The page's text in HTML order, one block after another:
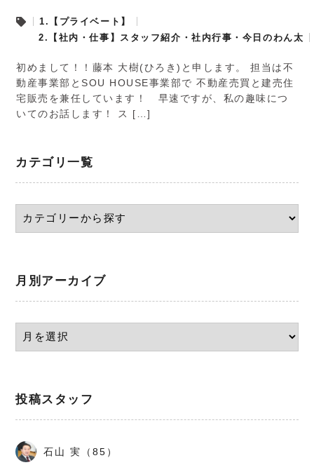
1.【プライベート】
2.【社内・仕事】スタッフ紹介・社内行事・今日のわん太
初めまして！！藤本 大樹(ひろき)と申します。 担当は不
動産事業部とSOU HOUSE事業部で 不動産売買と建売住
宅販売を兼任しています！ 早速ですが、私の趣味につ
いてのお話します！ ス […]
カテゴリ一覧
月別アーカイブ
投稿スタッフ
石山 実（85）